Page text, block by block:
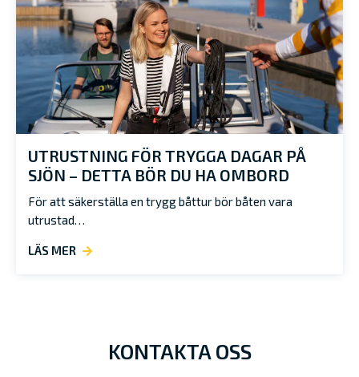
UTRUSTNING FÖR TRYGGA DAGAR PÅ
SJÖN – DETTA BÖR DU HA OMBORD
För att säkerställa en trygg båttur bör båten vara
utrustad…
LÄS MER
KONTAKTA OSS